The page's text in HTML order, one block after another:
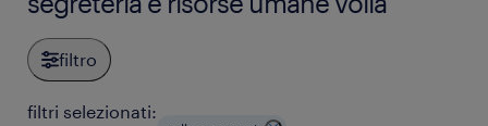
filtro
filtri selezionati: